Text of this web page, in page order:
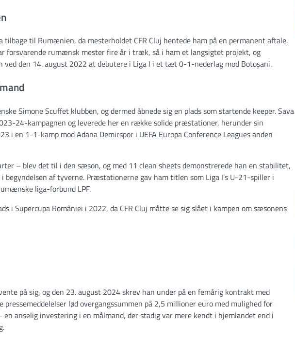
tilbage til Rumænien, da mesterholdet CFR Cluj hentede ham på en permanent aftale.
forsvarende rumænsk mester fire år i træk, så i ham et langsigtet projekt, og
den 14. august 2022 at debutere i Liga I i et tæt 0-1-nederlag mod Botoșani.
Simone Scuffet klubben, og dermed åbnede sig en plads som startende keeper. Sava
24-kampagnen og leverede her en række solide præstationer, herunder sin
i en 1-1-kamp mod Adana Demirspor i UEFA Europa Conference Leagues anden
– blev det til i den sæson, og med 11 clean sheets demonstrerede han en stabilitet,
begyndelsen af tyverne. Præstationerne gav ham titlen som Liga I’s U-21-spiller i
liga-forbund LPF.
i Supercupa României i 2022, da CFR Cluj måtte se sig slået i kampen om sæsonens
på sig, og den 23. august 2024 skrev han under på en femårig kontrakt med
pressemeddelelser lød overgangssummen på 2,5 millioner euro med mulighed for
anselig investering i en målmand, der stadig var mere kendt i hjemlandet end i